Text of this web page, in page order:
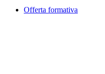
Offerta formativa